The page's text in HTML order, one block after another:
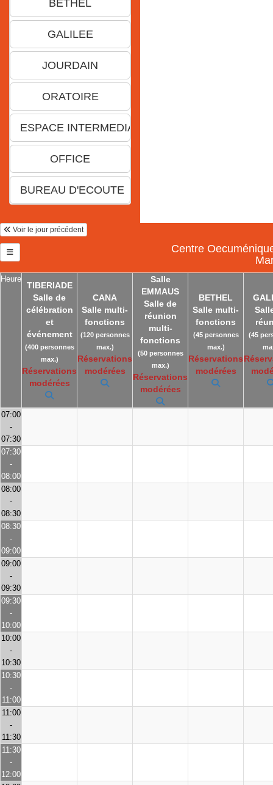
Voir le jour précédent
Centre
Heure
TIBERIADE
Salle de
célébration
et
événement
(400 personnes
max.)
Réservations
modérées
CANA
Salle multi-
fonctions
(120 personnes
max.)
Réservations
modérées
Salle
EMMAUS
Salle de
réunion
multi-
fonctions
(50 personnes
max.)
Réservations
modérées
BETHEL
Salle multi-
fonctions
(45 personnes
max.)
Réservations
modérées
(45
07:00
-
07:30
07:30
-
08:00
08:00
-
08:30
08:30
-
09:00
09:00
-
09:30
09:30
-
10:00
10:00
-
10:30
10:30
-
11:00
11:00
-
11:30
11:30
-
12:00